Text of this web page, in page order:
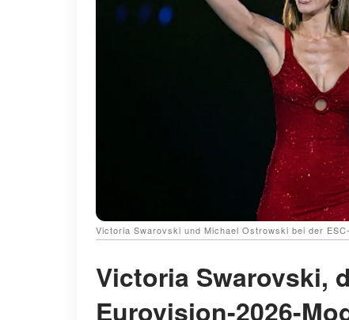
Victoria Swarovski und Michael Ostrowski bei der
Victoria Swarovski,
Eurovision-2026-